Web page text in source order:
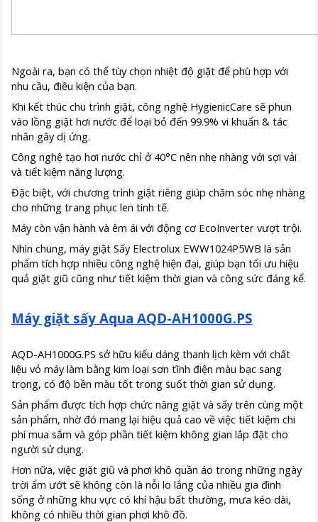
Ngoài ra, bạn có thể tùy chọn nhiệt độ giặt để phù hợp với
nhu cầu, điều kiện của bạn.
Khi kết thúc chu trình giặt, công nghệ HygienicCare sẽ phun
vào lồng giặt hơi nước để loại bỏ đến 99.9% vi khuẩn & tác
nhân gây dị ứng.
Công nghệ tạo hơi nước chỉ ở 40°C nên nhẹ nhàng với sợi vải
và tiết kiệm năng lượng.
Đặc biệt, với chương trình giặt riêng giúp chăm sóc nhẹ nhàng
cho những trang phục len tinh tế.
Máy còn vận hành và êm ái với động cơ EcoInverter vượt trội.
Nhìn chung, máy giặt Sấy Electrolux EWW1024P5WB là sản
phẩm tích hợp nhiều công nghệ hiện đại, giúp bạn tối ưu hiệu
quả giặt giũ cũng như tiết kiệm thời gian và công sức đáng kể.
Máy giặt sấy Aqua AQD-AH1000G.PS
AQD-AH1000G.PS sở hữu kiểu dáng thanh lịch kèm với chất
liệu vỏ máy làm bằng kim loại sơn tĩnh điện màu bạc sang
trọng, có độ bền màu tốt trong suốt thời gian sử dụng.
Sản phẩm được tích hợp chức năng giặt và sấy trên cùng một
sản phẩm, nhờ đó mang lại hiệu quả cao về việc tiết kiệm chi
phí mua sắm và góp phần tiết kiệm không gian lắp đặt cho
người sử dụng.
Hơn nữa, việc giặt giũ và phơi khô quần áo trong những ngày
trời ẩm ướt sẽ không còn là nỗi lo lắng của nhiều gia đình
sống ở những khu vực có khí hậu bất thường, mưa kéo dài,
không có nhiều thời gian phơi khô đồ.